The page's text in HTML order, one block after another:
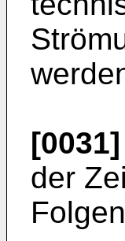
[0031]
der